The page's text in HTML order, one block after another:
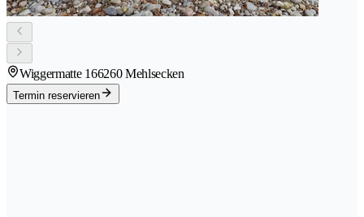
Wiggermatte 166260 Mehlsecken
Termin reservieren